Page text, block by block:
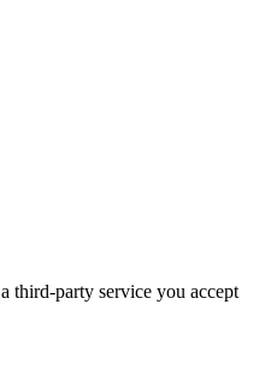
third-party service you accept